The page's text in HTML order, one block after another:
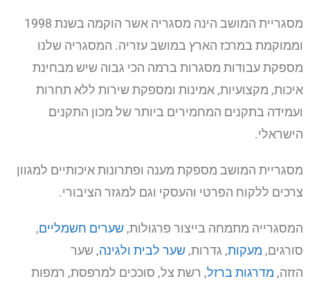
מסגריית המושב הינה מסגריה אשר הוקמה בשנת 1998
וממוקמת במרכז הארץ במושב עזריה. המסגריה שלנו
מספקת עבודות מסגרות ברמה הכי גבוה שיש מבחינת
איכות, מקצועיות, אמינות ומספקת שירות ללא תחרות
ועמידה בתקנים המחמירים ביותר של מכון התקנים
הישראלי.
מסגריית המושב מספקת מענה ופתרונות איכותיים למגוון
צרכים ללקוח הפרטי והעסקי וגם למגזר הציבורי.
המסגרייה מתמחה בייצור פרגולות, שערים חשמליים,
סורגים, מעקות, גדרות, שער לבית ולגינה, שער
הזזה, מדרגות ברזל, רשת צל, סוככים למרפסת, רמפות